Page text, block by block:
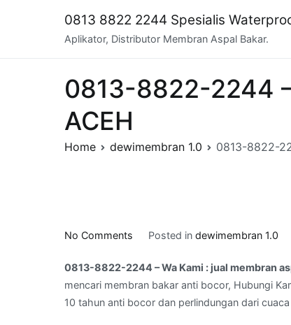
0813 8822 2244 Spesialis
Aplikator, Distributor Membran Aspal Bakar.
0813-8822-2244
ACEH
Home dewimembran 1.0 0813-8822-
No Comments
8822-
2244
–
Posted in dewimembran 1.0
0813-8822-2244 – Wa Kami : jual membran
mencari membran bakar anti bocor, Hubungi
10 tahun anti bocor dan perlindungan dari